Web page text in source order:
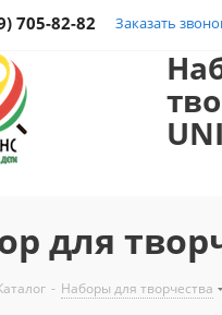
705-82-82 Заказать
для
- Наборы для творчества